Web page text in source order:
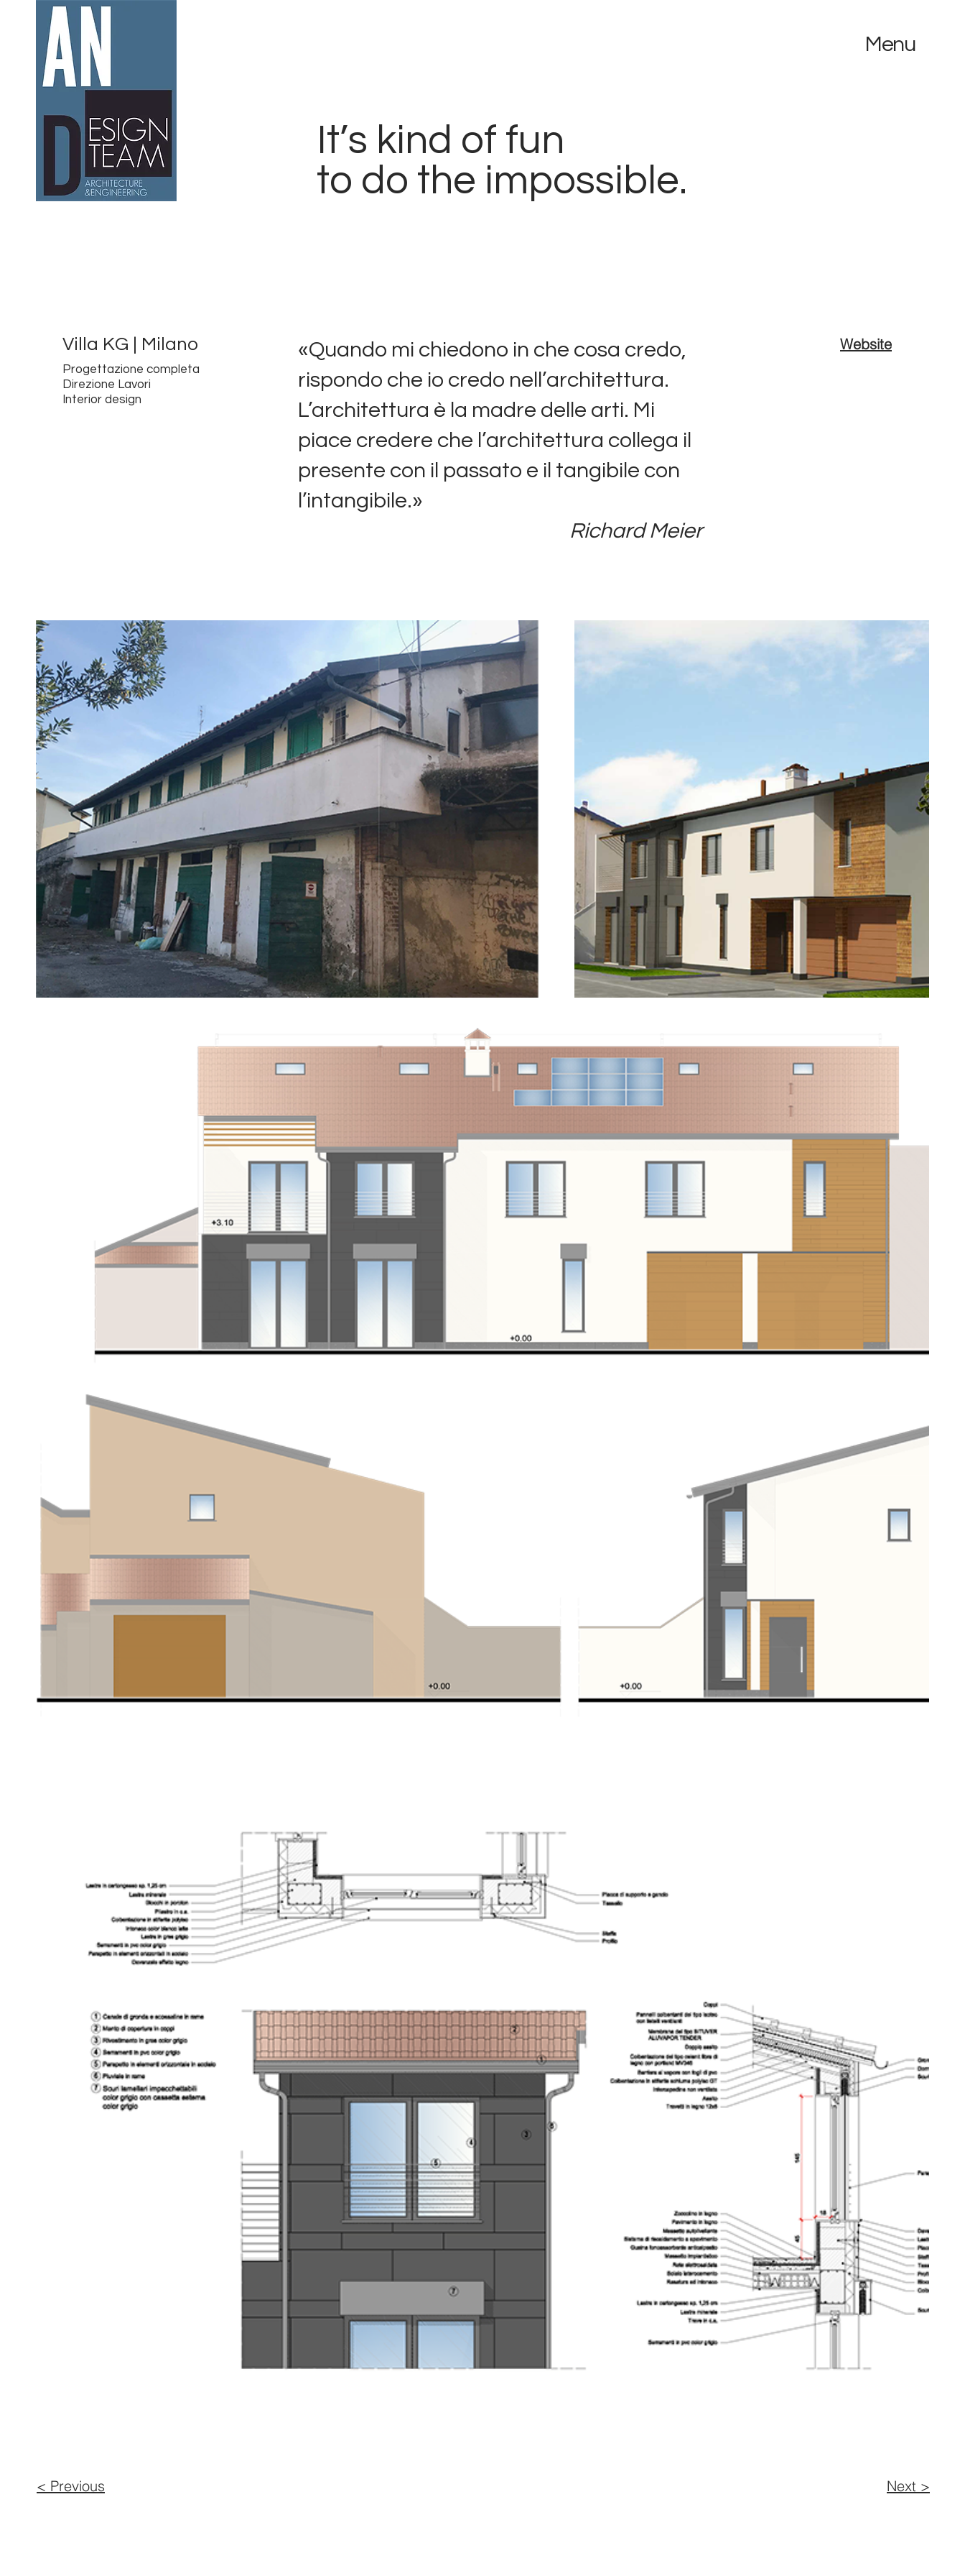
It’s kind of fun
to do the impossible.
Menu
Villa KG | Milano
Progettazione completa
Direzione Lavori
Interior design
«Quando mi chiedono in che cosa credo,
rispondo che io credo nell’architettura.
L’architettura è la madre delle arti. Mi
piace credere che l’architettura collega il
presente con il passato e il tangibile con
l’intangibile.»
Richard Meier
Website
< Previous Next >